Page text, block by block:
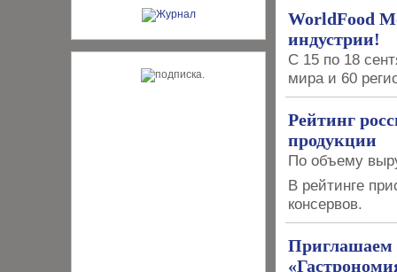
WorldFood
индустрии!
С 15 по 18
мира и 60
Рейтинг
продукции
По объему
В рейтинге
консервов.
Приглашаем